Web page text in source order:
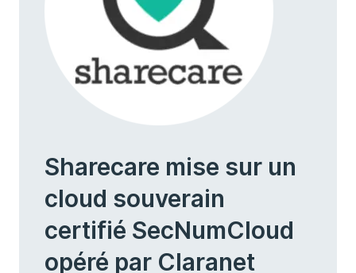
Sharecare mise sur un
cloud souverain
certifié SecNumCloud
opéré par Claranet